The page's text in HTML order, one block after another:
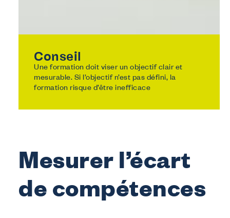
Conseil
Une formation doit viser un objectif clair et
mesurable. Si l’objectif n’est pas défini, la
formation risque d’être inefficace
Mesurer l’écart
de compétences